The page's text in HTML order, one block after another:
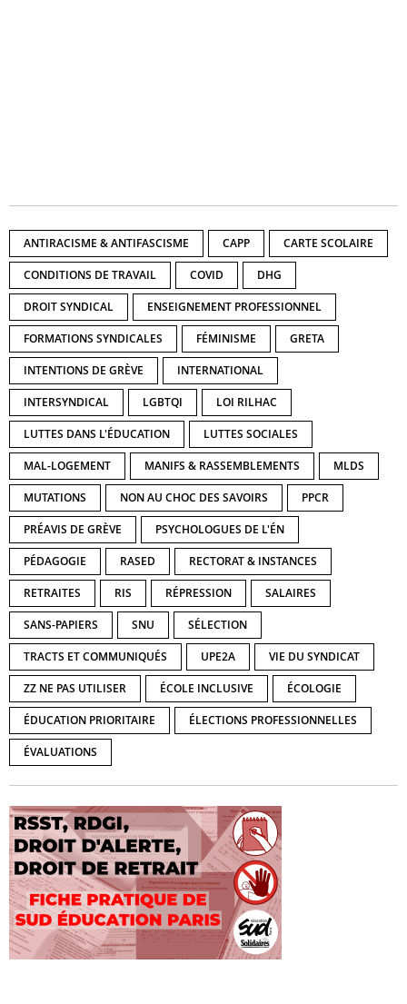
ANTIRACISME & ANTIFASCISME CAPP CARTE SCOLAIRE
CONDITIONS DE TRAVAIL COVID DHG
DROIT SYNDICAL ENSEIGNEMENT PROFESSIONNEL
FORMATIONS SYNDICALES FÉMINISME GRETA
INTENTIONS DE GRÈVE INTERNATIONAL
INTERSYNDICAL LGBTQI LOI RILHAC
LUTTES DANS L'ÉDUCATION LUTTES SOCIALES
MAL-LOGEMENT MANIFS & RASSEMBLEMENTS MLDS
MUTATIONS NON AU CHOC DES SAVOIRS PPCR
PRÉAVIS DE GRÈVE PSYCHOLOGUES DE L'ÉN
PÉDAGOGIE RASED RECTORAT & INSTANCES
RETRAITES RIS RÉPRESSION SALAIRES
SANS-PAPIERS SNU SÉLECTION
TRACTS ET COMMUNIQUÉS UPE2A VIE DU SYNDICAT
ZZ NE PAS UTILISER ÉCOLE INCLUSIVE ÉCOLOGIE
ÉDUCATION PRIORITAIRE ÉLECTIONS PROFESSIONNELLES
ÉVALUATIONS